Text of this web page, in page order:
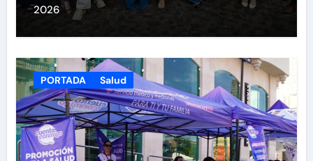
2026
PORTADA Salud